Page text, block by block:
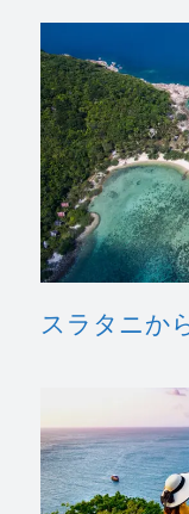
スラタニか